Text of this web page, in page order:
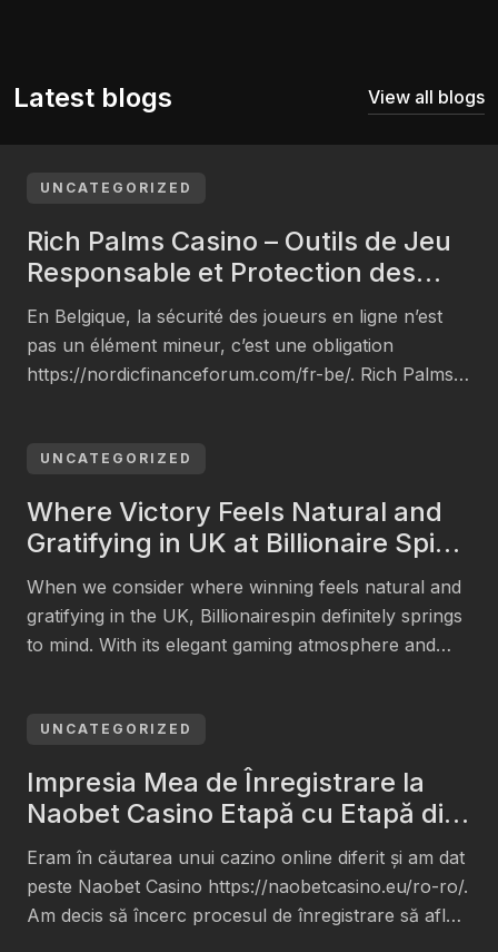
Latest blogs View all blogs
UNCATEGORIZED
Rich Palms Casino – Outils de Jeu
Responsable et Protection des
Participants en Belgique
En Belgique, la sécurité des joueurs en ligne n’est
pas un élément mineur, c’est une obligation
https://nordicfinanceforum.com/fr-be/. Rich Palms
garanti et vérifié ne vaut pas ce nom. C’est la finalité
UNCATEGORIZED
Where Victory Feels Natural and
Gratifying in UK at Billionaire Spin
Casino
When we consider where winning feels natural and
gratifying in the UK, Billionairespin definitely springs
to mind. With its elegant gaming atmosphere and
games and attractive promotions piques our interest.
UNCATEGORIZED
Impresia Mea de Înregistrare la
Naobet Casino Etapă cu Etapă din
România
Eram în căutarea unui cazino online diferit și am dat
peste Naobet Casino https://naobetcasino.eu/ro-ro/.
Am decis să încerc procesul de înregistrare să aflu